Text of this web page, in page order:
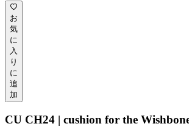
お
気
に
入
り
に
追
加
CU CH24 | cushion for the